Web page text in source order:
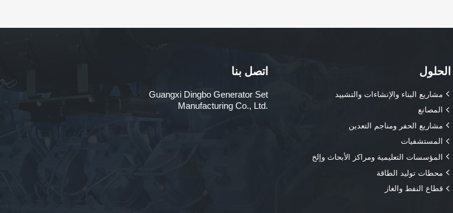
الحلول
مشاريع البناء والإنشاءات والتشييد
المصانع
مشاريع الحفر ومناجم التعدين
المستشفيات
المؤسسات التعليمية ومراكز الأبحاث وإلخ
محطات توليد الطاقة
قطاع النفط والغاز
اتصل بنا
Guangxi Dingbo Generator Set
Manufacturing Co., Ltd.